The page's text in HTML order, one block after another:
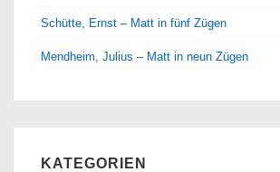
Schütte, Ernst – Matt in fünf Zügen
Mendheim, Julius – Matt in neun Zügen
KATEGORIEN